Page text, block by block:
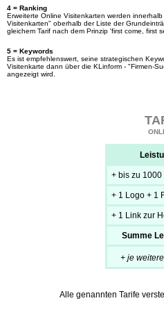
4 = Ranking
Erweiterte Online Visitenkarten werden
Visitenkarten" oberhalb der Liste der
gleichem Tarif nach dem Prinzip 'first come, first
5 = Keywords
Es ist empfehlenswert, seine strategischen
Visitenkarte dann über die KLinform - "Firmen-
angezeigt wird.
+ bis zu 1000
+ 1 Logo + 1
+ 1 Link zur
Summe
+ je
Alle genannten Tarife